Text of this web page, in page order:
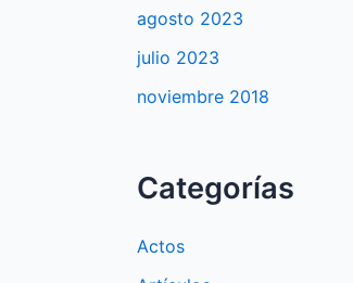
agosto 2023
julio 2023
noviembre 2018
Categorías
Actos